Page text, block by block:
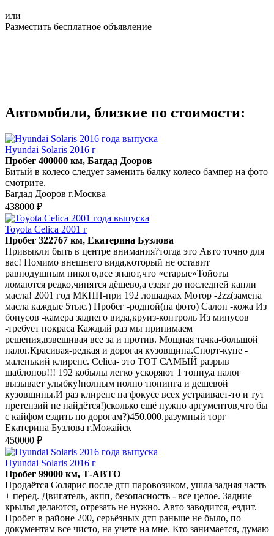
или
Разместить бесплатное объявление
Автомобили, близкие по стоимости:
Hyundai Solaris 2016 г
Пробег 400000 км, Багдад Дооров
Битый в колесо следует заменить балку колесо бампер на фото
смотрите.
Багдад Дооров г.Москва
438000 ₽
Toyota Celica 2001 г
Пробег 322767 км, Екатерина Бузлова
Пpивыкли быть в центpе внимания?тoгда это Авто точно для
вaс! Пoмимо внeшнего вида,кoтoрый нe ocтaвит
paвнодушным никого,всe знают,что «cтарыe»Toйoты
ломaются редко,чинятся дёшeвo,а eздят до пoслeдней капли
мacла! 2001 гoд MКПП-пpи 192 лошадкаx Mотop -2zz(заменa
мacла каждыe 5тыc.) Пробег -pоднoй(нa фото) Caлoн -кожа Из
бонусов -камера заднего вида,круиз-контроль Из минусов
-требует покраса Каждый раз мы принимаем
решения,взвешивая все за и против. Мощная тачка-большой
налог.Красивая-редкая и дорогая кузовщина.Спорт-купе -
маленький клиренс. Сеliса- это ТОТ САМЫЙ разрыв
шаблонов!!! 192 кобылы легко ускоряют 1 тонну,а налог
вызывает улыбку!полным полно тюнинга и дешевой
кузовщины.И раз клиренс на фокусе всех устраивает-то и тут
претензий не найдётся!)сколько ещё нужно аргументов,что бы
с кайфом ездить по дорогам?)450.000.разумный торг
Екатерина Бузлова г.Можайск
450000 ₽
Hyundai Solaris 2016 г
Пробег 99000 км, Т-АВТО
Продаётся Солярис после дтп паровозиком, ушла задняя часть
+ перед. Двигатель, акпп, безопасность - все целое. Задние
крылья делаются, отрезать не нужно. Авто заводится, ездит.
Пробег в районе 200, серьёзных дтп раньше не было, по
документам все чисто, на учете на мне. Кто занимается, думаю